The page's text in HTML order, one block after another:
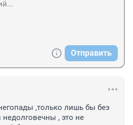
Отправить
,только лишь бы без
недолговечны , это не